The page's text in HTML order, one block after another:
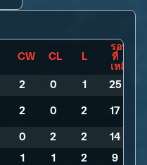
CW CL L
รอบ
ที่
เหลือ
2 0 1 25
2 0 2 17
0 2 2
14
1 1 2 9